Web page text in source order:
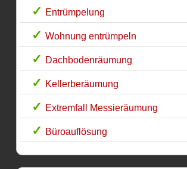
Entrümpelung
Wohnung entrümpeln
Dachbodenräumung
Kellerberäumung
Extremfall Messieräumung
Büroauflösung